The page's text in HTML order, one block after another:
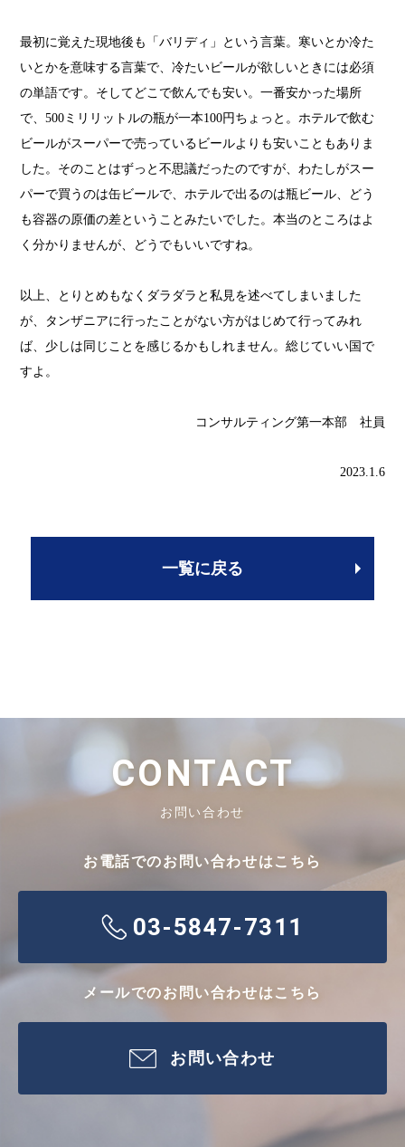
最初に覚えた現地後も「バリディ」という言葉。寒いとか冷た
いとかを意味する言葉で、冷たいビールが欲しいときには必須
の単語です。そしてどこで飲んでも安い。一番安かった場所
で、500ミリリットルの瓶が一本100円ちょっと。ホテルで飲む
ビールがスーパーで売っているビールよりも安いこともありま
した。そのことはずっと不思議だったのですが、わたしがスー
パーで買うのは缶ビールで、ホテルで出るのは瓶ビール、どう
も容器の原価の差ということみたいでした。本当のところはよ
く分かりませんが、どうでもいいですね。
以上、とりとめもなくダラダラと私見を述べてしまいました
が、タンザニアに行ったことがない方がはじめて行ってみれ
ば、少しは同じことを感じるかもしれません。総じていい国で
すよ。
コンサルティング第一本部 社員
2023.1.6
一覧に戻る
CONTACT
お問い合わせ
お電話でのお問い合わせはこちら
03-5847-7311
メールでのお問い合わせはこちら
お問い合わせ